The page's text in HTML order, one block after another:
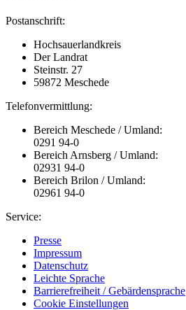
Postanschrift:
Hochsauerlandkreis
Der Landrat
Steinstr. 27
59872 Meschede
Telefonvermittlung:
Bereich Meschede / Umland:
0291 94-0
Bereich Arnsberg / Umland:
02931 94-0
Bereich Brilon / Umland:
02961 94-0
Service:
Presse
Impressum
Datenschutz
Leichte Sprache
Barrierefreiheit / Gebärdensprache
Cookie Einstellungen